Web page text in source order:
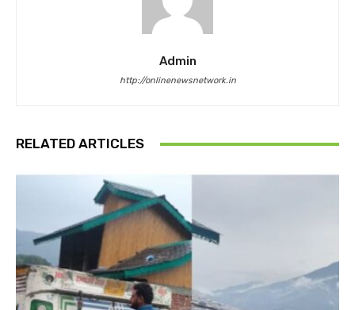
Admin
http://onlinenewsnetwork.in
RELATED ARTICLES